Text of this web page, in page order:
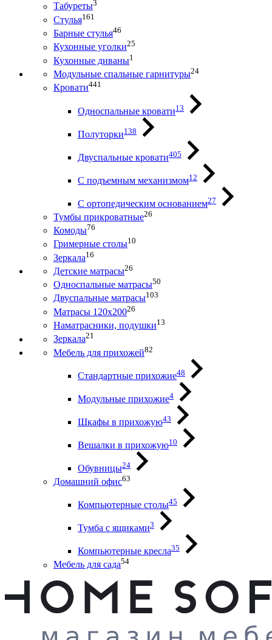
Табуреты3
Стулья161
Барные стулья46
Кухонные уголки25
Кухонные диваны1
Модульные спальные гарнитуры24
Кровати441
Односпальные кровати13
Полуторки138
Двуспальные кровати405
С подъемным механизмом12
С ортопедическим основанием27
Тумбы прикроватные26
Комоды76
Гримерные столы10
Зеркала16
Детские матрасы26
Односпальные матрасы50
Двуспальные матрасы103
Матрасы 120х20026
Наматрасники, подушки13
Зеркала21
Мебель для прихожей82
Стандартные прихожие48
Модульные прихожие4
Шкафы в прихожую43
Вешалки в прихожую10
Обувницы24
Домашний офис63
Компьютерные столы45
Тумба с ящиками3
Компьютерные кресла35
Мебель для сада54